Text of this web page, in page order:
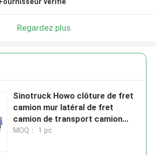
Regardez plus
Sinotruck Howo clôture de fret
camion mur latéral de fret
camion de transport camion
6X4 lourd 380hp
MOQ： 1 pc